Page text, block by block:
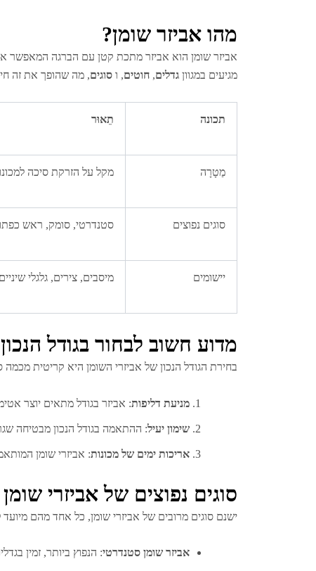
מהו אביזר שומן?
אביזר שומן הוא אביזר מתכת קטן עם הברגה המאפשר א
מגיעים במגוון גדלים, חוטים, ו סוגים, מה שהופך את זה
תכונה תֵאוּר
מַטָרָה מקל על הזרקת סיכה
סוגים נפוצים סטנדרטי, סומק, ראש
יישומים מיסבים, צירים, גלגלי
מדוע חשוב לבחור בגודל
בחירת הגודל הנכון של אביזרי השומן היא קריטית מכמה
מניעת דליפות: אביזר בגודל מתאים יוצר
שימון יעיל: ההתאמה בגודל הנכון מבטיחה
אריכות ימים של מכונות: אביזרי שומן
סוגים נפוצים של אביזרי שומן
ישנם סוגים מרובים של אביזרי שומן, כל אחד מהם מיועד
אביזר שומן סטנדרטי: הנפוץ ביותר, זמין